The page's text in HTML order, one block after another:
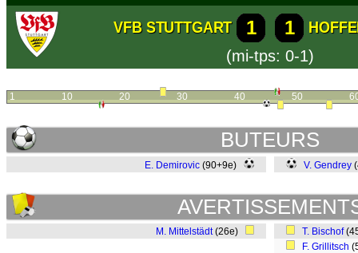
VFB STUTTGART 1 1
(mi-tps: 0-1)
1 10 20 30 40 50
BUTEURS
E. Demirovic (90+9e) V. Gendrey
M. Mittelstädt(26e) T. Bischof
F. Grillitsch